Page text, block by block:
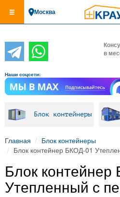
основному
Москва
в
Наши соцсети:
Блок контейнеры
Главная
Блок контейнеры
Блок контейнер БКОД-01
Блок
Утепленный с